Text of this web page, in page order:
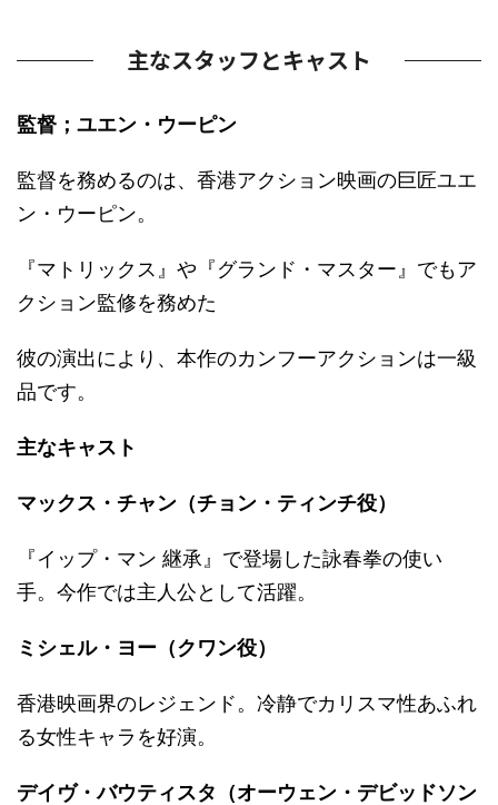
主なスタッフとキャスト
監督；ユエン・ウーピン
監督を務めるのは、香港アクション映画の巨匠ユエ
ン・ウーピン。
『マトリックス』や『グランド・マスター』でもア
クション監修を務めた
彼の演出により、本作のカンフーアクションは一級
品です。
主なキャスト
マックス・チャン（チョン・ティンチ役）
『イップ・マン 継承』で登場した詠春拳の使い
手。今作では主人公として活躍。
ミシェル・ヨー（クワン役）
香港映画界のレジェンド。冷静でカリスマ性あふれ
る女性キャラを好演。
デイヴ・バウティスタ（オーウェン・デビッドソン